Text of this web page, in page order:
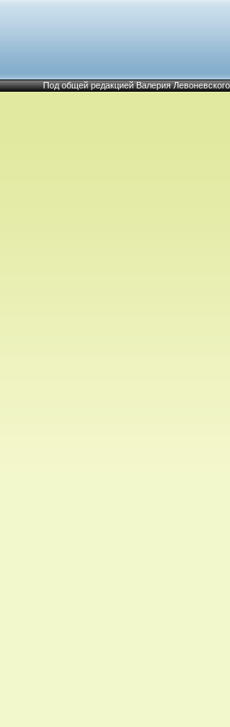
Под общей редакцией Валерия Левоневского